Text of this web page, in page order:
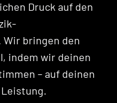
Druck auf den
Wir bringen den
indem wir deinen
– auf deinen